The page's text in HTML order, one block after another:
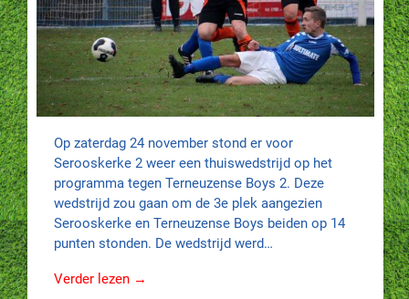
Op zaterdag 24 november stond er voor
Serooskerke 2 weer een thuiswedstrijd op het
programma tegen Terneuzense Boys 2. Deze
wedstrijd zou gaan om de 3e plek aangezien
Serooskerke en Terneuzense Boys beiden op 14
punten stonden. De wedstrijd werd…
Verder lezen →